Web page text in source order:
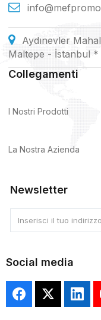
Aydınevler
Maltepe - İstanbul *
Collegamenti
I Nostri Prodotti
La Nostra Azienda
Newsletter
Social media